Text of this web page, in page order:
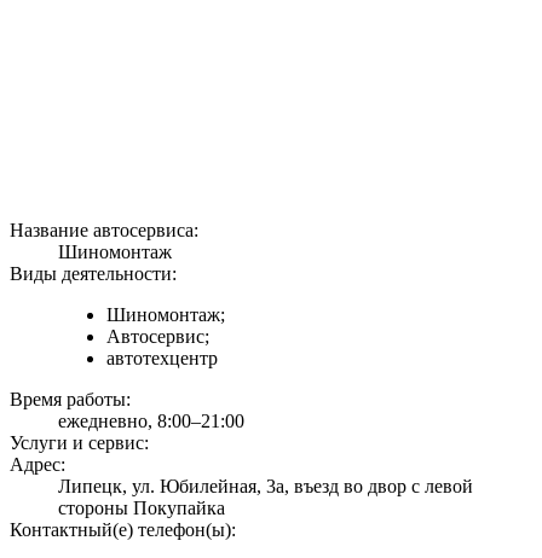
Название автосервиса:
Шиномонтаж
Виды деятельности:
Шиномонтаж;
Автосервис;
автотехцентр
Время работы:
ежедневно, 8:00–21:00
Услуги и сервис:
Адрес:
Липецк, ул. Юбилейная, 3а, въезд во двор с левой
стороны Покупайка
Контактный(е) телефон(ы):